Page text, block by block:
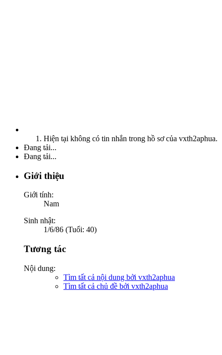
Hiện tại không có tin nhắn trong hồ sơ của vxth2aphua.
Đang tải...
Đang tải...
Giới thiệu
Giới tính:
Nam
Sinh nhật:
1/6/86 (Tuổi: 40)
Tương tác
Nội dung:
Tìm tất cả nội dung bởi vxth2aphua
Tìm tất cả chủ đề bởi vxth2aphua